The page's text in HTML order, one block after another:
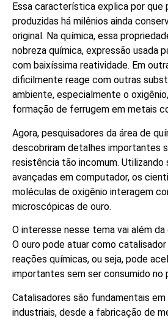
Essa característica explica por que
produzidas há milênios ainda
original. Na química, essa
nobreza química, expressão usada
com baixíssima reatividade. Em
dificilmente reage com outras
ambiente, especialmente o
formação de ferrugem em metais
Agora, pesquisadores da área de
descobriram detalhes importantes
resistência tão incomum. Utilizando
avançadas em computador, os
moléculas de oxigênio interagem
microscópicas de ouro.
O interesse nesse tema vai além
O ouro pode atuar como
reações químicas, ou seja, pode
importantes sem ser consumido no
Catalisadores são fundamentais em
industriais, desde a fabricação de